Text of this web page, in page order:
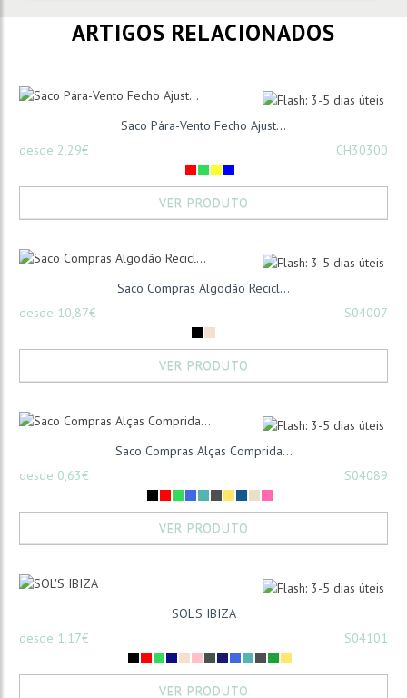
ARTIGOS RELACIONADOS
Saco Pára-Vento Fecho Ajust...
desde 2,29€
CH30300
VER PRODUTO
Saco Compras Algodão Recicl...
desde 10,87€
S04007
VER PRODUTO
Saco Compras Alças Comprida...
desde 0,63€
S04089
VER PRODUTO
SOL'S IBIZA
desde 1,17€
S04101
VER PRODUTO